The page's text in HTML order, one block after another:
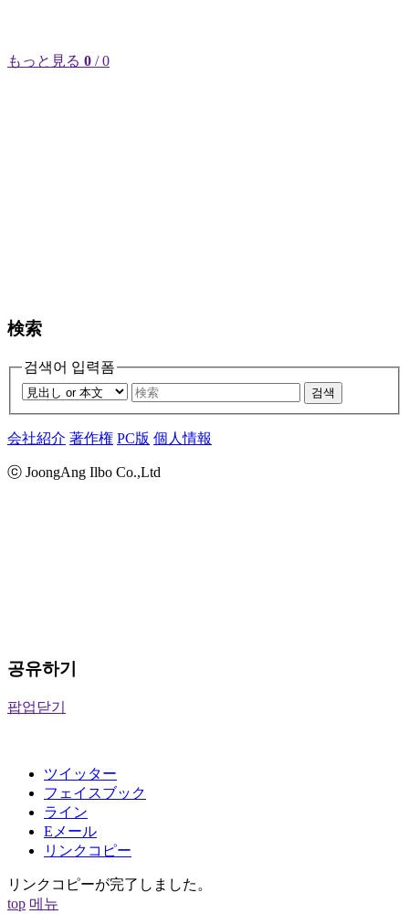
もっと見る 0 / 0
検索
검색어 입력폼
검색
会社紹介 著作権 PC版 個人情報
ⓒ JoongAng Ilbo Co.,Ltd
공유하기
팝업닫기
ツイッター
フェイスブック
ライン
Eメール
リンクコピー
リンクコピーが完了しました。
top 메뉴